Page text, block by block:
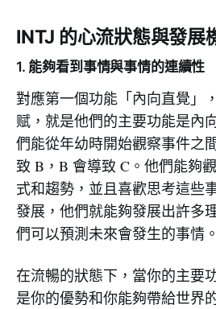
INTJ 的心流狀態與發展
1. 能夠看到事情與事情的連續性
對應第一個功能「內向直覺」
赋，就是他們的主要功能是內
們能從年幼時開始觀察事件之
致 B，B 會導致 C。他們能夠
式和趨勢，並且喜歡思考這些
發展，他們就能夠發展出許多
們可以預測未來會發生的事情。
在流暢的狀態下，當你的主要
是你的優勢和你能夠帶給世界